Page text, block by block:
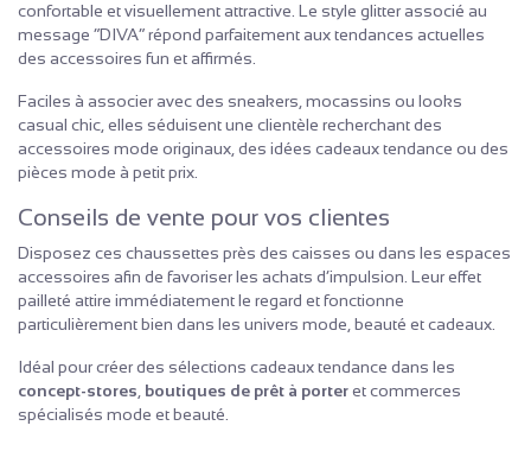
confortable et visuellement attractive. Le style glitter associé au
message “DIVA” répond parfaitement aux tendances actuelles
des accessoires fun et affirmés.
Faciles à associer avec des sneakers, mocassins ou looks
casual chic, elles séduisent une clientèle recherchant des
accessoires mode originaux, des idées cadeaux tendance ou des
pièces mode à petit prix.
Conseils de vente pour vos clientes
Disposez ces chaussettes près des caisses ou dans les espaces
accessoires afin de favoriser les achats d’impulsion. Leur effet
pailleté attire immédiatement le regard et fonctionne
particulièrement bien dans les univers mode, beauté et cadeaux.
Idéal pour créer des sélections cadeaux tendance dans les
concept-stores boutiques de prêt à porteret commerces
spécialisés mode et beauté.